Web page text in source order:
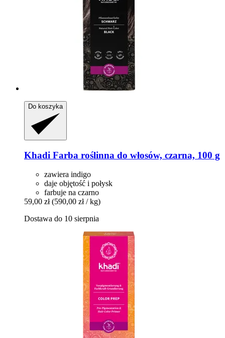
Do koszyka
Khadi Farba roślinna do włosów, czarna, 100 g
zawiera indigo
daje objętość i połysk
farbuje na czarno
59,00 zł (590,00 zł / kg)
Dostawa do 10 sierpnia